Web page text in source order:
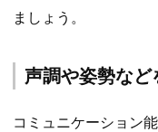
ましょう。
声調や姿勢など
コミュニケーション